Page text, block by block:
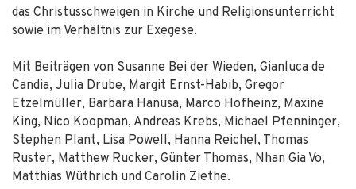
das Christusschweigen in Kirche und Religionsunterricht
sowie im Verhältnis zur Exegese.
Mit Beiträgen von Susanne Bei der Wieden, Gianluca de
Candia, Julia Drube, Margit Ernst-Habib, Gregor
Etzelmüller, Barbara Hanusa, Marco Hofheinz, Maxine
King, Nico Koopman, Andreas Krebs, Michael Pfenninger,
Stephen Plant, Lisa Powell, Hanna Reichel, Thomas
Ruster, Matthew Rucker, Günter Thomas, Nhan Gia Vo,
Matthias Wüthrich und Carolin Ziethe.